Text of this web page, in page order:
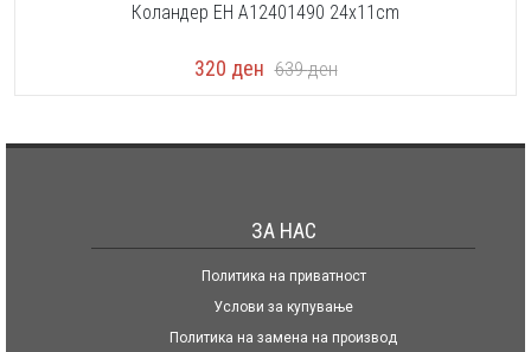
Коландер EH A12401490 24x11cm
320 ден 639ден
ЗА НАС
Политика на приватност
Услови за купување
Политика на замена на производ